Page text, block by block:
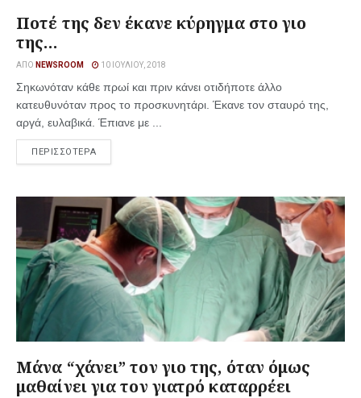
Ποτέ της δεν έκανε κύρηγμα στο γιο
της…
ΑΠΌ NEWSROOM 10 ΙΟΥΛΊΟΥ, 2018
Σηκωνόταν κάθε πρωί και πριν κάνει οτιδήποτε άλλο
κατευθυνόταν προς το προσκυνητάρι. Έκανε τον σταυρό της,
αργά, ευλαβικά. Έπιανε με ...
ΠΕΡΙΣΣΟΤΕΡΑ
Μάνα “χάνει” τον γιο της, όταν όμως
μαθαίνει για τον γιατρό καταρρέει